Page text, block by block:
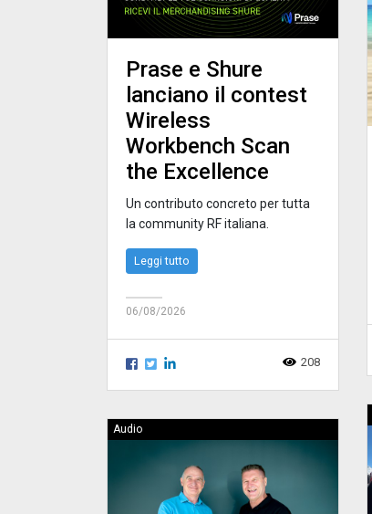
Prase e Shure
lanciano il contest
Wireless
Workbench Scan
the Excellence
Un contributo concreto per tutta
la community RF italiana.
Leggi tutto
06/08/2026
208
Audio